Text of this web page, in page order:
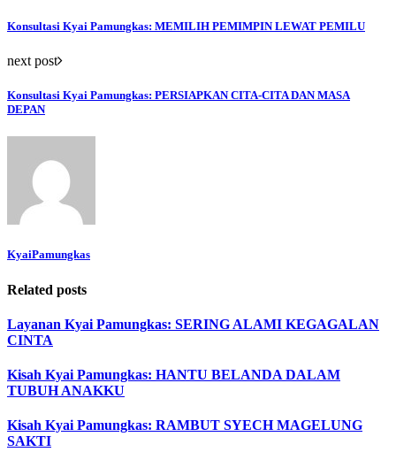
Konsultasi Kyai Pamungkas: MEMILIH PEMIMPIN LEWAT PEMILU
next post
Konsultasi Kyai Pamungkas: PERSIAPKAN CITA-CITA DAN MASA
DEPAN
KyaiPamungkas
Related posts
Layanan Kyai Pamungkas: SERING ALAMI KEGAGALAN
CINTA
Kisah Kyai Pamungkas: HANTU BELANDA DALAM
TUBUH ANAKKU
Kisah Kyai Pamungkas: RAMBUT SYECH MAGELUNG
SAKTI